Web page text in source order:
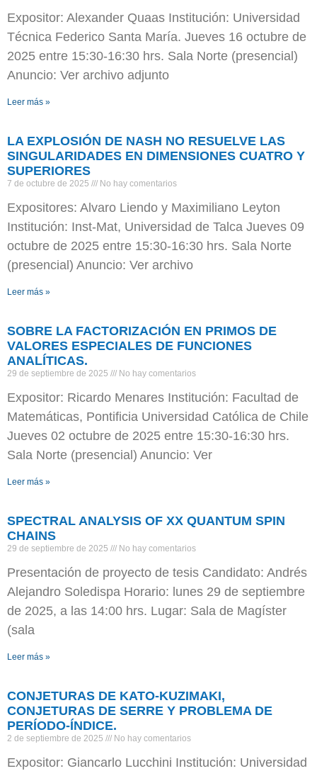
Expositor: Alexander Quaas Institución: Universidad
Técnica Federico Santa María. Jueves 16 octubre de
2025 entre 15:30-16:30 hrs. Sala Norte (presencial)
Anuncio: Ver archivo adjunto
Leer más »
LA EXPLOSIÓN DE NASH NO RESUELVE LAS
SINGULARIDADES EN DIMENSIONES CUATRO Y
SUPERIORES
7 de octubre de 2025 No hay comentarios
Expositores: Alvaro Liendo y Maximiliano Leyton
Institución: Inst-Mat, Universidad de Talca Jueves 09
octubre de 2025 entre 15:30-16:30 hrs. Sala Norte
(presencial) Anuncio: Ver archivo
Leer más »
SOBRE LA FACTORIZACIÓN EN PRIMOS DE
VALORES ESPECIALES DE FUNCIONES
ANALÍTICAS.
29 de septiembre de 2025 No hay comentarios
Expositor: Ricardo Menares Institución: Facultad de
Matemáticas, Pontificia Universidad Católica de Chile
Jueves 02 octubre de 2025 entre 15:30-16:30 hrs.
Sala Norte (presencial) Anuncio: Ver
Leer más »
SPECTRAL ANALYSIS OF XX QUANTUM SPIN
CHAINS
29 de septiembre de 2025 No hay comentarios
Presentación de proyecto de tesis Candidato: Andrés
Alejandro Soledispa Horario: lunes 29 de septiembre
de 2025, a las 14:00 hrs. Lugar: Sala de Magíster
(sala
Leer más »
CONJETURAS DE KATO-KUZIMAKI,
CONJETURAS DE SERRE Y PROBLEMA DE
PERÍODO-ÍNDICE.
2 de septiembre de 2025 No hay comentarios
Expositor: Giancarlo Lucchini Institución: Universidad